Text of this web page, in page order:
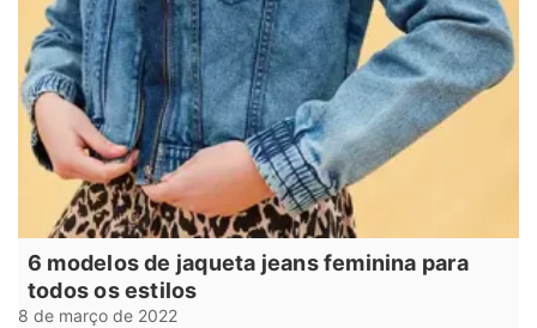
6 modelos de jaqueta jeans feminina para
todos os estilos
8 de março de 2022